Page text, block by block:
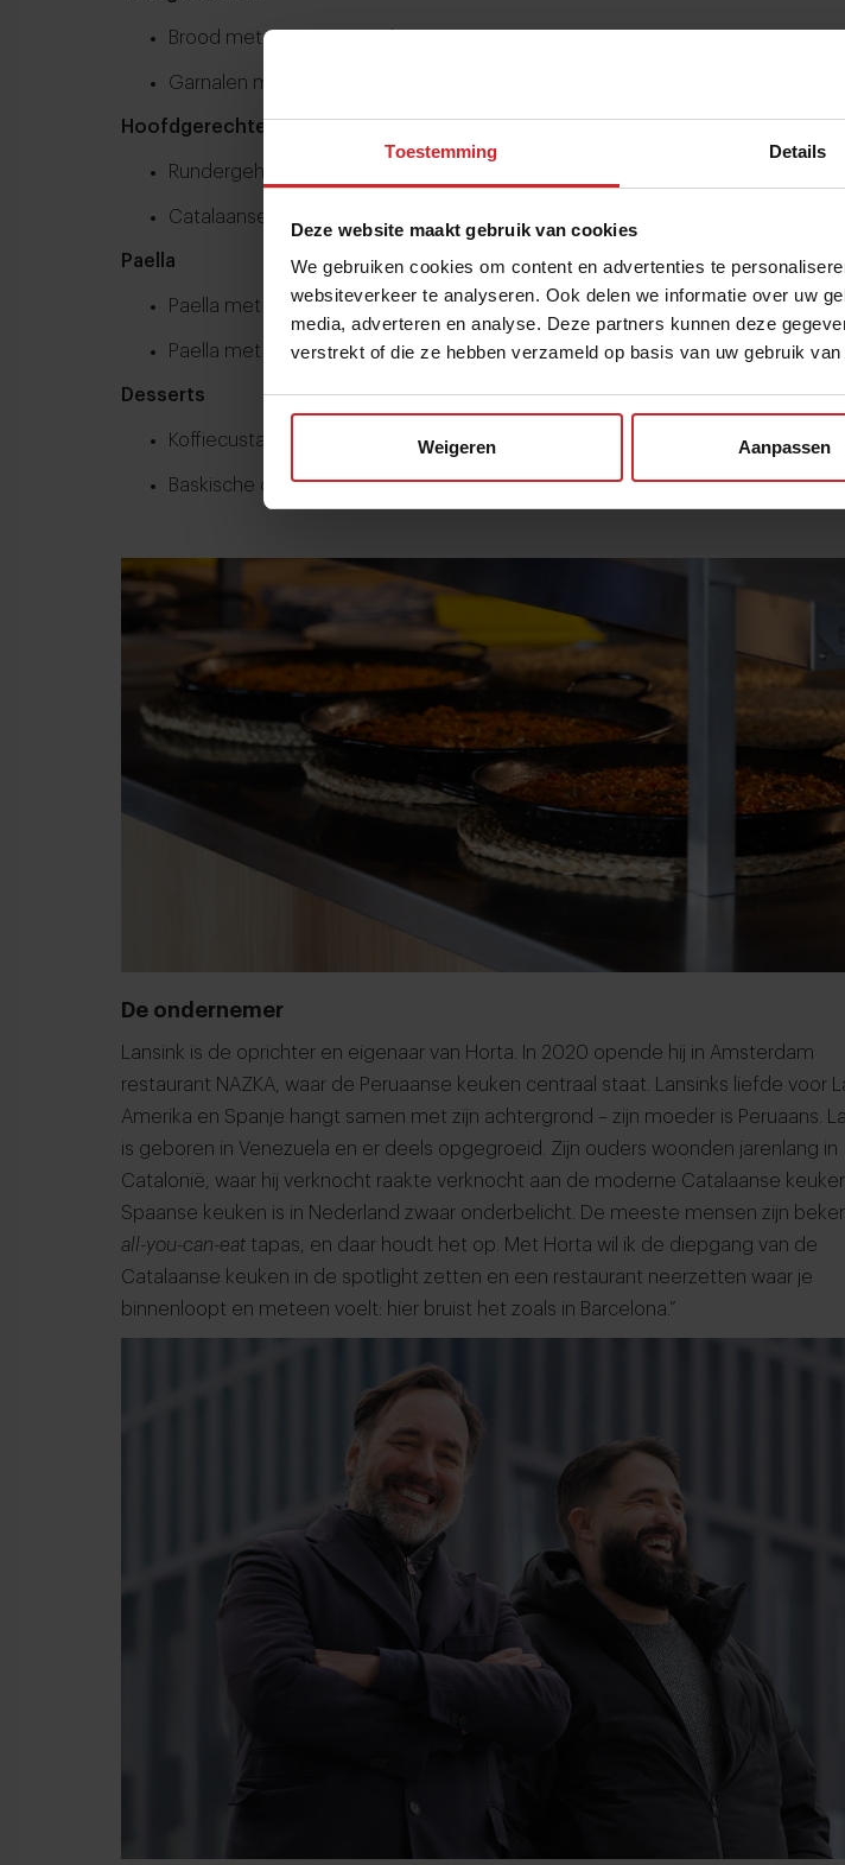
Toestemming Details
Deze website maakt gebruik van cookies
We gebruiken cookies om content en advertenties te
websiteverkeer te analyseren. Ook delen we informatie over uw
media, adverteren en analyse. Deze partners kunnen deze
verstrekt of die ze hebben verzameld op basis van uw gebruik
Weigeren Aanpassen
Brood met tomaat en aioli – €7,5
Garnalen met knoflook en paprikaolie – €14
Hoofdgerechten
Rundergehaktballetjes met inktvissaus – €26
Catalaanse worst met aardappelcrème en witte bonen – €22
Paella
Paella met zeevruchten, inktvis en groene bonen – €21,50
Paella met kip en groenten – €19,50-
Desserts
Koffiecustard (crème caramel) – €6
Baskische cheesecake – €7
De ondernemer
Lansink is de oprichter en eigenaar van Horta. In 2020 opende hij in Amsterdam
restaurant NAZKA, waar de Peruaanse keuken centraal staat. Lansinks liefde voor
Amerika en Spanje hangt samen met zijn achtergrond – zijn moeder is Peruaans.
is geboren in Venezuela en er deels opgegroeid. Zijn ouders woonden jarenlang in
Catalonië, waar hij verknocht raakte verknocht aan de moderne Catalaanse
Spaanse keuken is in Nederland zwaar onderbelicht. De meeste mensen zijn
all-you-can-eat tapas, en daar houdt het op. Met Horta wil ik de diepgang van de
Catalaanse keuken in de spotlight zetten en een restaurant neerzetten waar je
binnenloopt en meteen voelt: hier bruist het zoals in Barcelona.”